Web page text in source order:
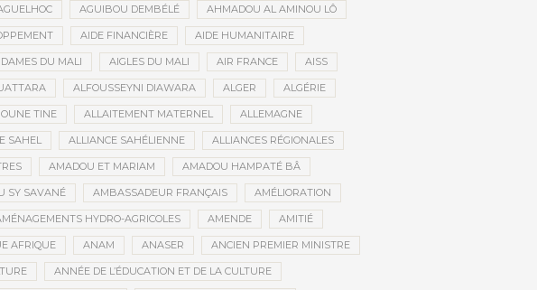
AGUIBOU DEMBÉLÉ AHMADOU AL AMINOU LÔ
AIDE FINANCIÈRE AIDE HUMANITAIRE
DU MALI AIGLES DU MALI AIR FRANCE AISS
ALFOUSSEYNI DIAWARA ALGER ALGÉRIE
TINE ALLAITEMENT MATERNEL ALLEMAGNE
SAHEL ALLIANCE SAHÉLIENNE ALLIANCES RÉGIONALES
AMADOU ET MARIAM AMADOU HAMPATÉ BÂ
SY SAVANÉ AMBASSADEUR FRANÇAIS AMÉLIORATION
HYDRO-AGRICOLES AMENDE AMITIÉ
AFRIQUE ANAM ANASER ANCIEN PREMIER MINISTRE
ANNÉE DE L’ÉDUCATION ET DE LA CULTURE